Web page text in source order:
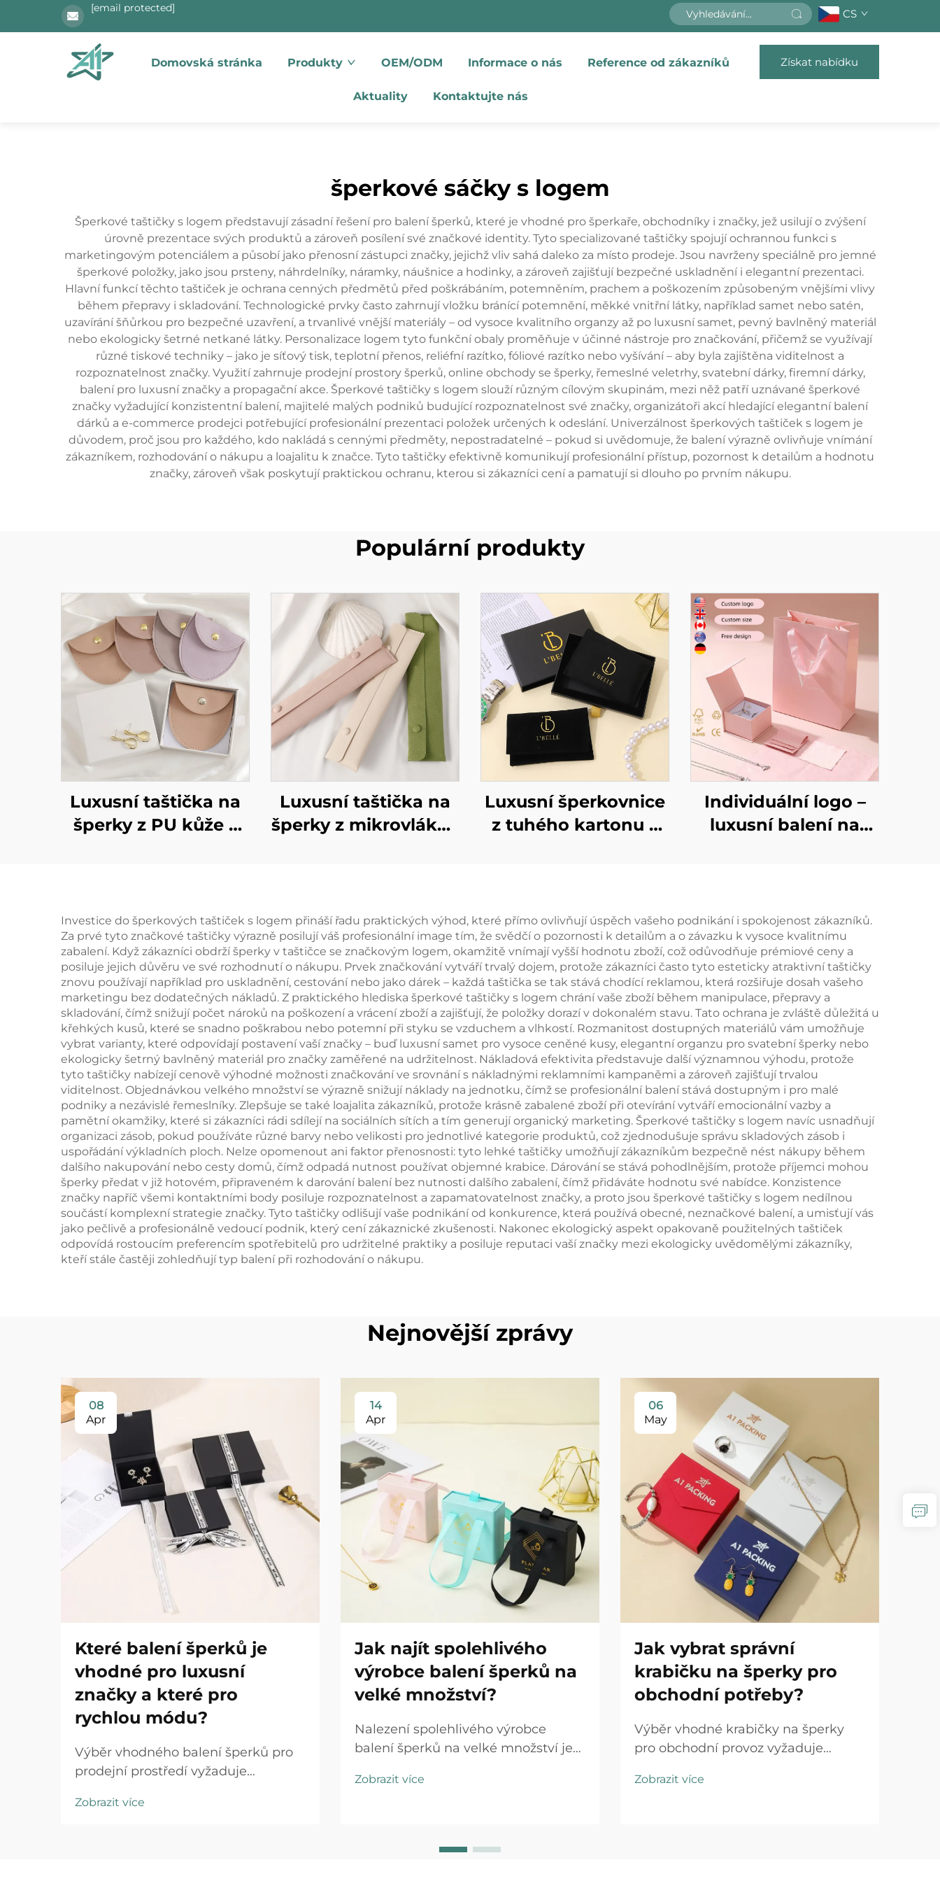
[email protected] CS
Domovská stránka Produkty OEM/ODM Informace o nás Reference od zákazníků
Aktuality Kontaktujte nás
Získat nabídku
šperkové sáčky s logem
Šperkové taštičky s logem představují zásadní řešení pro balení šperků, které je vhodné pro šperkaře, obchodníky i značky, jež usilují o zvýšení
úrovně prezentace svých produktů a zároveň posílení své značkové identity. Tyto specializované taštičky spojují ochrannou funkci s
marketingovým potenciálem a působí jako přenosní zástupci značky, jejichž vliv sahá daleko za místo prodeje. Jsou navrženy speciálně pro jemné
šperkové položky, jako jsou prsteny, náhrdelníky, náramky, náušnice a hodinky, a zároveň zajišťují bezpečné uskladnění i elegantní prezentaci.
Hlavní funkcí těchto taštiček je ochrana cenných předmětů před poškrábáním, potemněním, prachem a poškozením způsobeným vnějšími vlivy
během přepravy i skladování. Technologické prvky často zahrnují vložku bránící potemnění, měkké vnitřní látky, například samet nebo satén,
uzavírání šňůrkou pro bezpečné uzavření, a trvanlivé vnější materiály – od vysoce kvalitního organzy až po luxusní samet, pevný bavlněný materiál
nebo ekologicky šetrné netkané látky. Personalizace logem tyto funkční obaly proměňuje v účinné nástroje pro značkování, přičemž se využívají
různé tiskové techniky – jako je síťový tisk, teplotní přenos, reliéfní razítko, fóliové razítko nebo vyšívání – aby byla zajištěna viditelnost a
rozpoznatelnost značky. Využití zahrnuje prodejní prostory šperků, online obchody se šperky, řemeslné veletrhy, svatební dárky, firemní dárky,
balení pro luxusní značky a propagační akce. Šperkové taštičky s logem slouží různým cílovým skupinám, mezi něž patří uznávané šperkové
značky vyžadující konzistentní balení, majitelé malých podniků budující rozpoznatelnost své značky, organizátoři akcí hledající elegantní balení
dárků a e-commerce prodejci potřebující profesionální prezentaci položek určených k odeslání. Univerzálnost šperkových taštiček s logem je
důvodem, proč jsou pro každého, kdo nakládá s cennými předměty, nepostradatelné – pokud si uvědomuje, že balení výrazně ovlivňuje vnímání
zákazníkem, rozhodování o nákupu a loajalitu k značce. Tyto taštičky efektivně komunikují profesionální přístup, pozornost k detailům a hodnotu
značky, zároveň však poskytují praktickou ochranu, kterou si zákazníci cení a pamatují si dlouho po prvním nákupu.
Populární produkty
Luxusní taštička na
šperky z PU kůže s
knoflíkem, měkké
vnitřní potah z
mikrovlákna pro
uskladnění náušnic,
prstenu a
náhrdelníků
Luxusní taštička na
šperky z mikrovlákna
měkký obal pro
pendentivy,
protižloutlé balicí
taštička
Luxusní šperkovnice
z tuhého kartonu s
uskladnění šperků s
mašličkovou
úchytkou pro balení
náhrdelníků a
prstenů
Individuální logo –
luxusní balení na
papírovým pytlíkem,
velkoobchodní
nabídka
personalizovaných
krabiček na šperky,
sada k zakoupení v
dávkách
Investice do šperkových taštiček s logem přináší řadu praktických výhod, které přímo ovlivňují úspěch vašeho podnikání i spokojenost zákazníků.
Za prvé tyto značkové taštičky výrazně posilují váš profesionální image tím, že svědčí o pozornosti k detailům a o závazku k vysoce kvalitnímu
zabalení. Když zákazníci obdrží šperky v taštičce se značkovým logem, okamžitě vnímají vyšší hodnotu zboží, což odůvodňuje prémiové ceny a
posiluje jejich důvěru ve své rozhodnutí o nákupu. Prvek značkování vytváří trvalý dojem, protože zákazníci často tyto esteticky atraktivní taštičky
znovu používají například pro uskladnění, cestování nebo jako dárek – každá taštička se tak stává chodící reklamou, která rozšiřuje dosah vašeho
marketingu bez dodatečných nákladů. Z praktického hlediska šperkové taštičky s logem chrání vaše zboží během manipulace, přepravy a
skladování, čímž snižují počet nároků na poškození a vrácení zboží a zajišťují, že položky dorazí v dokonalém stavu. Tato ochrana je zvláště důležitá u
křehkých kusů, které se snadno poškrabou nebo potemní při styku se vzduchem a vlhkostí. Rozmanitost dostupných materiálů vám umožňuje
vybrat varianty, které odpovídají postavení vaší značky – buď luxusní samet pro vysoce ceněné kusy, elegantní organzu pro svatební šperky nebo
ekologicky šetrný bavlněný materiál pro značky zaměřené na udržitelnost. Nákladová efektivita představuje další významnou výhodu, protože
tyto taštičky nabízejí cenově výhodné možnosti značkování ve srovnání s nákladnými reklamními kampaněmi a zároveň zajišťují trvalou
viditelnost. Objednávkou velkého množství se výrazně snižují náklady na jednotku, čímž se profesionální balení stává dostupným i pro malé
podniky a nezávislé řemeslníky. Zlepšuje se také loajalita zákazníků, protože krásně zabalené zboží při otevírání vytváří emocionální vazby a
pamětní okamžiky, které si zákazníci rádi sdílejí na sociálních sítích a tím generují organický marketing. Šperkové taštičky s logem navíc usnadňují
organizaci zásob, pokud používáte různé barvy nebo velikosti pro jednotlivé kategorie produktů, což zjednodušuje správu skladových zásob i
uspořádání výkladních ploch. Nelze opomenout ani faktor přenosnosti: tyto lehké taštičky umožňují zákazníkům bezpečně nést nákupy během
dalšího nakupování nebo cesty domů, čímž odpadá nutnost používat objemné krabice. Dárování se stává pohodlnějším, protože příjemci mohou
šperky předat v již hotovém, připraveném k darování balení bez nutnosti dalšího zabalení, čímž přidáváte hodnotu své nabídce. Konzistence
značky napříč všemi kontaktními body posiluje rozpoznatelnost a zapamatovatelnost značky, a proto jsou šperkové taštičky s logem nedílnou
součástí komplexní strategie značky. Tyto taštičky odlišují vaše podnikání od konkurence, která používá obecné, neznačkové balení, a umisťují vás
jako pečlivě a profesionálně vedoucí podnik, který cení zákaznické zkušenosti. Nakonec ekologický aspekt opakovaně použitelných taštiček
odpovídá rostoucím preferencím spotřebitelů pro udržitelné praktiky a posiluje reputaci vaší značky mezi ekologicky uvědomělými zákazníky,
kteří stále častěji zohledňují typ balení při rozhodování o nákupu.
Nejnovější zprávy
08
Apr
Které balení šperků je
vhodné pro luxusní
značky a které pro
rychlou módu?
Výběr vhodného balení šperků pro
prodejní prostředí vyžaduje
značky, očekávání zákazníků a
Zobrazit více
14
Apr
Jak najít spolehlivého
výrobce balení šperků na
velké množství?
Nalezení spolehlivého výrobce
balení šperků na velké množství je
ovlivnit pověst vaší značky, provozní
Zobrazit více
06
May
Jak vybrat správní
krabičku na šperky pro
obchodní potřeby?
Výběr vhodné krabičky na šperky
pro obchodní provoz vyžaduje
které ovlivňují jak vnímání
Zobrazit více